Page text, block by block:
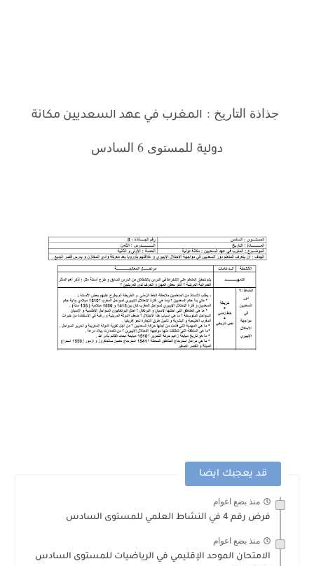
جذاذة التاريخ : المغرب في عهد السعديين مكانة
دولية للمستوى 6 السادس
قد يعجبك ايضا
منذ بضع اعوام
فرض رقم 4 في النشاط العلمي للمستوى السادس
منذ بضع اعوام
الامتحان الموحد الإقليمي في الرياضيات للمستوى السادس